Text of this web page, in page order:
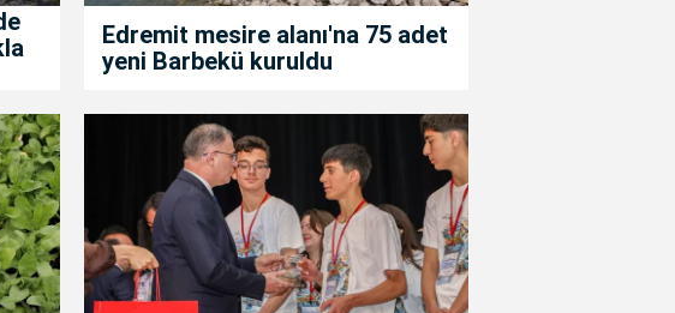
Edremit mesire alanı'na 75 adet
yeni Barbekü kuruldu